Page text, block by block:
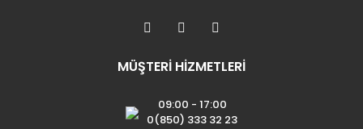
MÜŞTERİ HİZMETLERİ
09:00 - 17:00
0(850) 333 32 23